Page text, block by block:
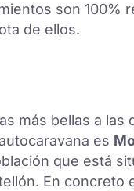
son 100%
de ellos.
más bellas a las
es
que está
En concreto